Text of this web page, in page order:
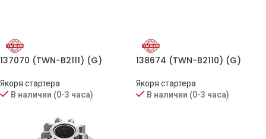
137070 (TWN-B2111) (G)
Якоря стартера
В наличии (0-3 часа)
138674 (TWN-B2110) (G)
Якоря стартера
В наличии (0-3 часа)